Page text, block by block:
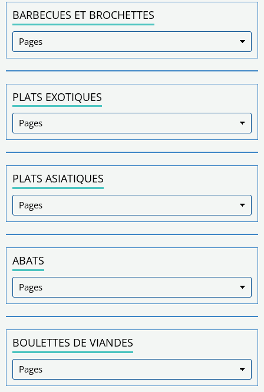
BARBECUES ET BROCHETTES
PLATS EXOTIQUES
PLATS ASIATIQUES
ABATS
BOULETTES DE VIANDES